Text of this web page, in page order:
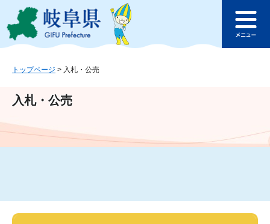
ジ
ュ
文
このページの本文へ
ュ
トップページ > 入札・公売
入札・公売